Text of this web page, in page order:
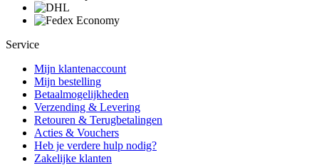
Service
Mijn klantenaccount
Mijn bestelling
Betaalmogelijkheden
Verzending & Levering
Retouren & Terugbetalingen
Acties & Vouchers
Heb je verdere hulp nodig?
Zakelijke klanten